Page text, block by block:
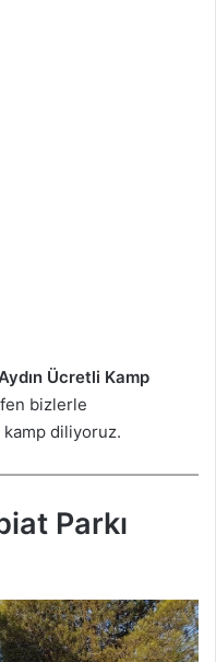
Ücretli Kamp
bizlerle
diliyoruz.
Parkı